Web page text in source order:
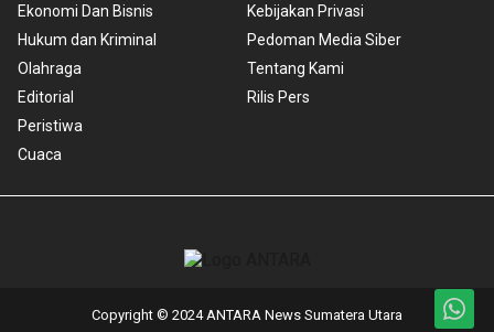
Ekonomi Dan Bisnis
Hukum dan Kriminal
Olahraga
Editorial
Peristiwa
Cuaca
Kebijakan Privasi
Pedoman Media Siber
Tentang Kami
Rilis Pers
Copyright © 2024 ANTARA News Sumatera Utara